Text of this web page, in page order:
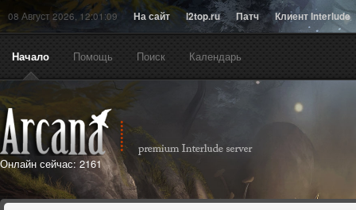
08 Август 2026, 12:01:09 На сайт l2top.ru Патч Клиент Interlude
Начало Помощь Поиск Календарь
Онлайн сейчас: 2161